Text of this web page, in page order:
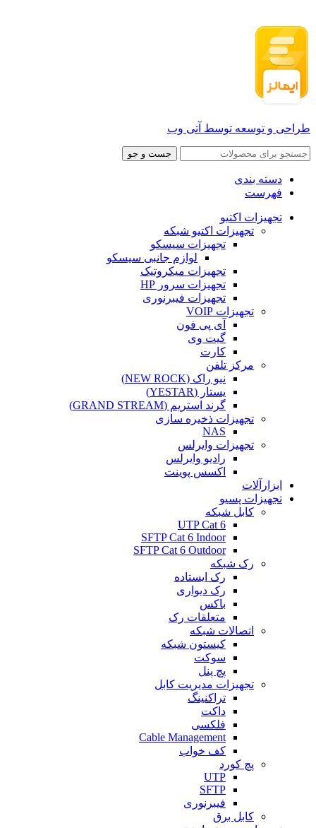
طراحی و توسعه توسط آتی وب
جست و جو
دسته بندی
فهرست
تجهیزات اکتیو
تجهیزات اکتیو شبکه
تجهیزات سیسکو
لوازم جانبی سیسکو
تجهیزات میکروتیک
تجهیزات سرور HP
تجهیزات فیبرنوری
تجهیزات VOIP
آی پی فون
گیت وی
کارت
مرکز تلفن
نیو راک (NEW ROCK)
یستار (YESTAR)
گرند استریم (GRAND STREAM)
تجهیزات ذخیره سازی
NAS
تجهیزات وایرلس
رادیو وایرلس
اکسس پوینت
ابزارآلات
تجهیزات پسیو
کابل شبکه
UTP Cat 6
SFTP Cat 6 Indoor
SFTP Cat 6 Outdoor
رک شبکه
رک ایستاده
رک دیواری
باکس
متعلقات رک
اتصالات شبکه
کیستون شبکه
سوکت
پچ پنل
تجهیزات مدیریت کابل
تراکنینگ
داکت
فلکسی
Cable Management
کف خواب
پچ کورد
UTP
SFTP
فیبرنوری
کابل برق